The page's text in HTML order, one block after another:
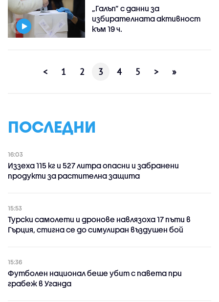
„Галъп” с данни за
избирателната активност
към 19 ч.
< 1 2 3 4 5 > »
ПОСЛЕДНИ
16:03
Иззеха 115 кг и 527 литра опасни и забранени
продукти за растителна защита
15:53
Турски самолети и дронове навлязоха 17 пъти в
Гърция, стигна се до симулиран въздушен бой
15:36
Футболен национал беше убит с павета при
грабеж в Уганда